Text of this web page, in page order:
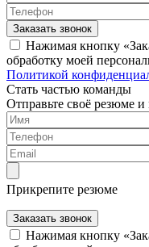
Заказать звонок
Нажимая кнопку
обработку моей
Политикой
Стать частью команды
Отправьте своё резюме
Прикрепите резюме
Заказать звонок
Нажимая кнопку